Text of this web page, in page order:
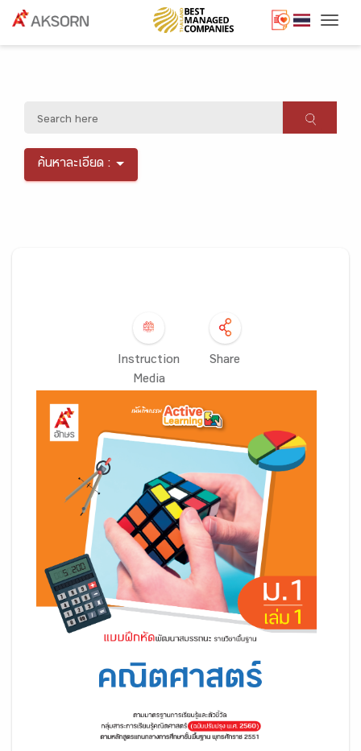
ค้นหาละเอียด :
Instruction
Media
Share